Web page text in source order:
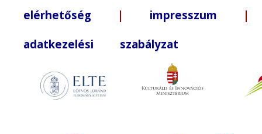
elérhetőség | impresszum |
adatkezelési szabályzat